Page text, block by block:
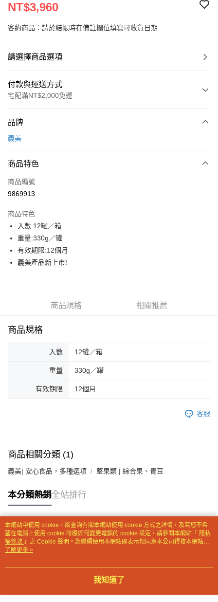
NT$3,960
客約商品：請於結帳時在備註欄位填寫可收貨日期
請選擇商品選項
付款與運送方式
宅配滿NT$2,000免運
信用卡一次付款
Apple Pay
街口支付
AFTEE先享後付
相關說明
【關於「AFTEE先享後付」】
AFTEE先享後付是「在收到商品之後才付款」的支付方式。 讓您購物簡單
便利好安心！
１．簡單：不需註冊會員、不需綁卡、不需儲值。
【「AFTEE先享後付」結帳流程】
１．於結帳方式選擇「AFTEE先享後付」後，將跳轉至「AFTEE先享後付」
２．訂單成立數日內，您將收到繳費通知簡訊。
※ 請注意：結帳手續完成當下不需立刻繳費，但若您需要取消訂單，請聯絡
後付繳納相關費用。
是否繳費成功／繳費後需取消欲退款等相關疑問，請聯繫「AFTEE先享後付
２．關於個人資料處理事宜，請瀏覽以下網址：
https://aftee.tw/terms/#terms3
３．未成年的使用者請事先徵得法定代理人或監護人之同意方可使用
４．使用「AFTEE先享後付」時，將依據個別帳號之用戶狀況，依本公司即
時審查核予不同之上限額度；若仍有額度不足之情形，本公司將視審查結果
５．嚴禁一人註冊多個帳號或使用他人資訊註冊。若發現惡意使用之情形，
恩沛科技股份有限公司將有權停止該用戶之使用額度並採取法律行動。
ATM付款
貨到付款
每筆NT$130，滿NT$2,000(含以上)免運費
品牌
義美
商品特色
商品編號
9869913
商品特色
入數:12罐／箱
重量:330g／罐
有效期限:12個月
義美產品新上市!
商品規格 相關推薦
商品規格
入數 12罐／箱
重量 330g／罐
有效期限 12個月
客服
商品相關分類 (1)
義美| 安心食品，多種選項 堅果類 | 綜合果、青豆
本分類熱銷全站排行
熱門標籤
本網站中使用 cookie，欲查詢有關本網站使用 cookie 方式之詳情，及若您不希
望在電腦上使用 cookie 時應如何變更電腦的 cookie 設定，請參閱本網站「 隱私
權條款 」之 Cookie 聲明。您繼續使用本網站即表示您同意本公司得按本網站使
用條款之 Cookie 聲明使用 cookie。
了解更多 >
我知道了